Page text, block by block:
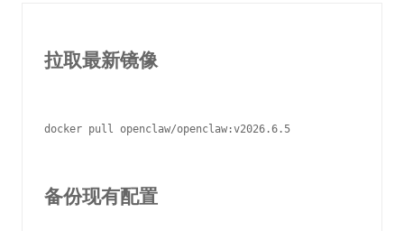
拉取最新镜像
docker pull openclaw/openclaw:v2026.6.5
备份现有配置